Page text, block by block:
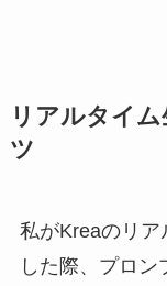
リアルタイ
ツ
私がKreaのリ
した際、プロ